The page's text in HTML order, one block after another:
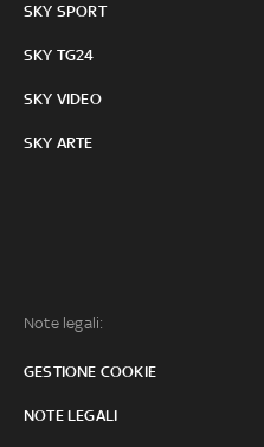
SKY SPORT
SKY TG24
SKY VIDEO
SKY ARTE
Note legali:
GESTIONE COOKIE
NOTE LEGALI